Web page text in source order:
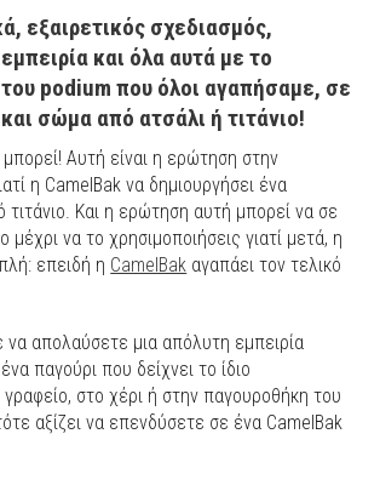
εξαιρετικός σχεδιασμός,
και όλα αυτά με το
podium που όλοι αγαπήσαμε, σε
σώμα από ατσάλι ή τιτάνιο!
μπορεί! Αυτή είναι η ερώτηση στην
η CamelBak να δημιουργήσει ένα
τιτάνιο. Και η ερώτηση αυτή μπορεί να σε
μέχρι να το χρησιμοποιήσεις γιατί μετά, η
επειδή η CamelBak αγαπάει τον τελικό
να απολαύσετε μια απόλυτη εμπειρία
παγούρι που δείχνει το ίδιο
στο χέρι ή στην παγουροθήκη του
αξίζει να επενδύσετε σε ένα CamelBak